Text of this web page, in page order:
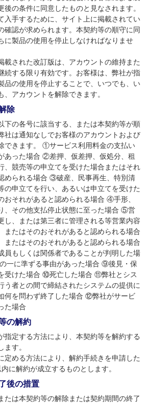
後の条件に同意したものと見なされます。
入手するために、サイト上に掲載されてい
確認が求められます。本契約等の順守に同
に製品の使用を停止しなければなりませ
載された改訂版は、アカウントの維持また
続する限り有効です。お客様は、弊社が指
品の使用を停止することで、いつでも、い
、アカウントを解除できます。
除
下の各号に該当する、または本契約等が順
社は通知なしでお客様のアカウントおよび
できます。 ①サービス利用料金の支払い
あった場合 ②差押、仮差押、仮処分、租
、競売等の申立てを受けた場合またはそれ
められる場合 ③破産、民事再生、特別清
の申立てを行い、あるいは申立てを受けた
おそれがあると認められる場合 ④手形、
、その他支払停止状態に至った場合 ⑤営
し、または第三者に管理される等営業内容
またはそのおそれがあると認められる場合
たはそのおそれがあると認められる場合
もしくは関係者であることが判明した場
一に準ずる事由があった場合 ⑨後見・保
受けた場合 ⑩死亡した場合 ⑪弊社とシス
う者との間で締結されたシステムの提供に
何を問わず終了した場合 ⑫弊社がサービ
た場合
の解約
指定する方法により、本契約等を解約する
ます。
定める方法により、解約手続きを申請した
に解約が成立するものとします。
後の措置
たは本契約等の解除または契約期間の終了